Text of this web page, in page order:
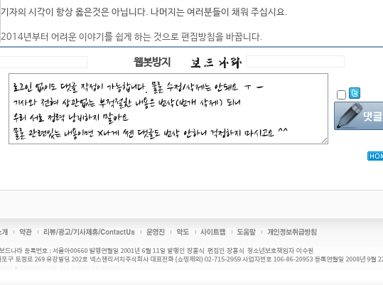
기자의 시각이 항상 옳은것은 아닙니다. 나머지는 여러분들이 채워 주십시요.
2014년부터 어려운 이야기를 쉽게 하는 것으로 편집방침을 바꿉니다.
웹봇방지